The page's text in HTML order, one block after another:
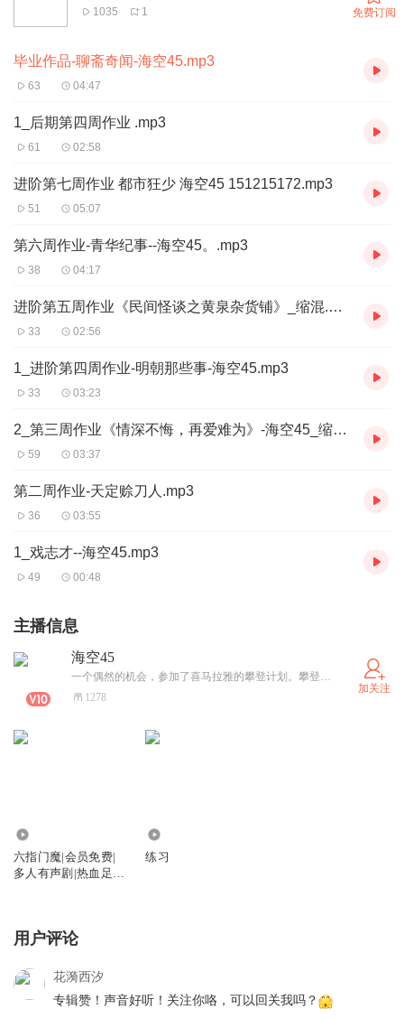
1035 1 免费订阅
毕业作品-聊斋奇闻-海空45.mp3
63 04:47
1_后期第四周作业 .mp3
61 02:58
进阶第七周作业 都市狂少 海空45 151215172.mp3
51 05:07
第六周作业-青华纪事--海空45。.mp3
38 04:17
进阶第五周作业《民间怪谈之黄泉杂货铺》_缩混.mp3
33 02:56
1_进阶第四周作业-明朝那些事-海空45.mp3
33 03:23
2_第三周作业《情深不悔，再爱难为》-海空45_缩混.mp3
59 03:37
第二周作业-天定赊刀人.mp3
36 03:55
1_戏志才--海空45.mp3
49 00:48
主播信息
海空45
一个偶然的机会，参加了喜马拉雅的攀登计划。攀登精英44期毕业；攀登进阶39期毕业。在有声的世界继续攀登。
1278
加关注
六指门魔|会员免费|
多人有声剧|热血足
练习
用户评论
花漪西汐
专辑赞！声音好听！关注你咯，可以回关我吗？